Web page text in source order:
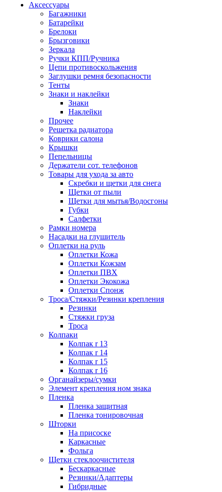
Аксессуары
Багажники
Батарейки
Брелоки
Брызговики
Зеркала
Ручки КПП/Ручника
Цепи противоскольжения
Заглушки ремня безопасности
Тенты
Знаки и наклейки
Знаки
Наклейки
Прочее
Решетка радиатора
Коврики салона
Крышки
Пепельницы
Держатели сот. телефонов
Товары для ухода за авто
Скребки и щетки для снега
Щетки от пыли
Щетки для мытья/Водосгоны
Губки
Салфетки
Рамки номера
Насадки на глушитель
Оплетки на руль
Оплетки Кожа
Оплетки Кожзам
Оплетки ПВХ
Оплетки Экокожа
Оплетки Спонж
Троса/Стяжки/Резинки крепления
Резинки
Стяжки груза
Троса
Колпаки
Колпак r 13
Колпак r 14
Колпак r 15
Колпак r 16
Органайзеры/сумки
Элемент крепления ном знака
Пленка
Пленка защитная
Пленка тонировочная
Шторки
На присоске
Каркасные
Фольга
Щетки стеклоочистителя
Бескаркасные
Резинки/Адаптеры
Гибридные